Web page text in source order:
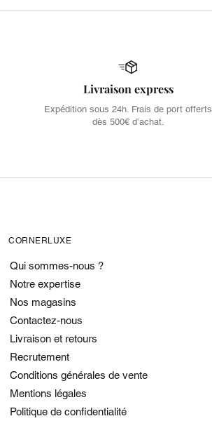
Livraison express
Expédition sous 24h. Frais de port offerts
dès 500€ d’achat.
CORNERLUXE
Qui sommes-nous ?
Notre expertise
Nos magasins
Contactez-nous
Livraison et retours
Recrutement
Conditions générales de vente
Mentions légales
Politique de confidentialité